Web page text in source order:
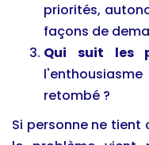
priorités,
façons de
Qui suit les
retombé ?
Si personne ne